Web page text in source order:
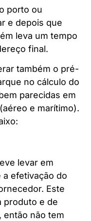
porto ou
e depois que
leva um tempo
final.
também o pré-
no cálculo do
parecidas em
e marítimo).
levar em
efetivação do
Este
produto e de
não tem